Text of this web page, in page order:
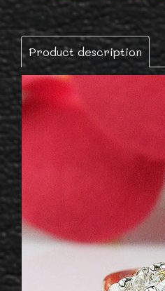
Product description